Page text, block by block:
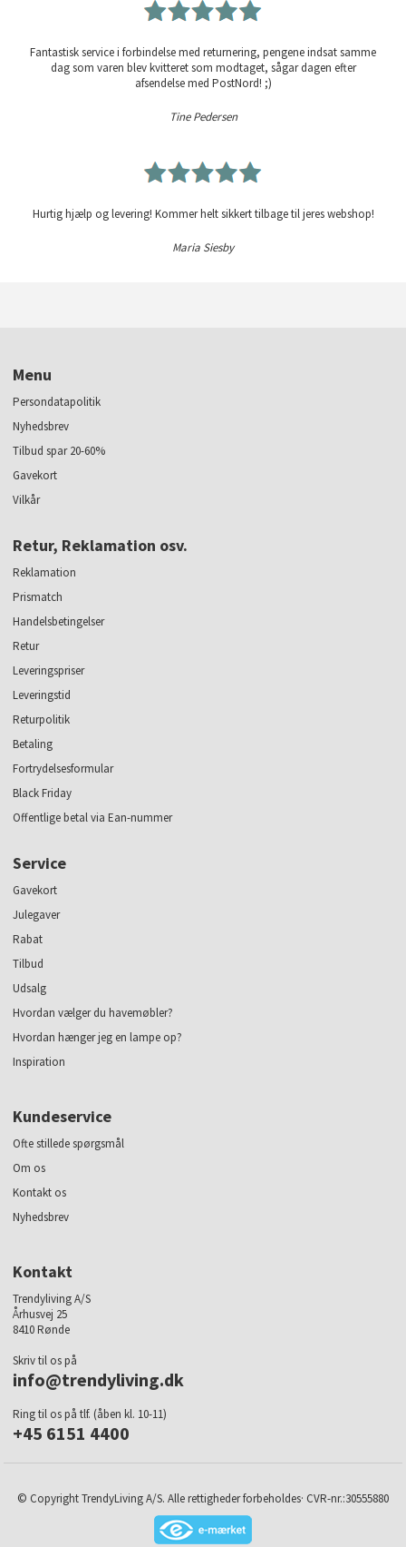
Fantastisk service i forbindelse med returnering, pengene indsat samme
dag som varen blev kvitteret som modtaget, sågar dagen efter
afsendelse med PostNord! ;)
Tine Pedersen
Hurtig hjælp og levering! Kommer helt sikkert tilbage til jeres webshop!
Maria Siesby
Menu
Persondatapolitik
Nyhedsbrev
Tilbud spar 20-60%
Gavekort
Vilkår
Retur, Reklamation osv.
Reklamation
Prismatch
Handelsbetingelser
Retur
Leveringspriser
Leveringstid
Returpolitik
Betaling
Fortrydelsesformular
Black Friday
Offentlige betal via Ean-nummer
Service
Gavekort
Julegaver
Rabat
Tilbud
Udsalg
Hvordan vælger du havemøbler?
Hvordan hænger jeg en lampe op?
Inspiration
Kundeservice
Ofte stillede spørgsmål
Om os
Kontakt os
Nyhedsbrev
Kontakt
Trendyliving A/S
Århusvej 25
8410 Rønde
Skriv til os på
info@trendyliving.dk
Ring til os på tlf. (åben kl. 10-11)
+45 6151 4400
© Copyright TrendyLiving A/S. Alle rettigheder forbeholdes· CVR-nr.:30555880